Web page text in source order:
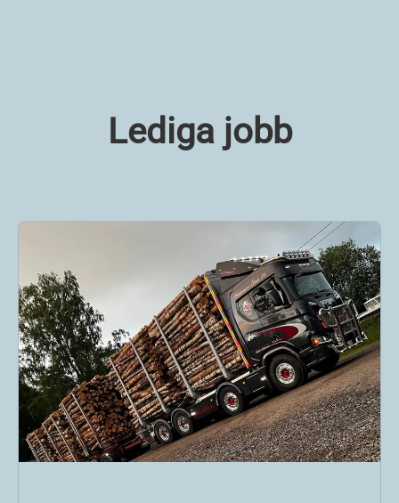
Lediga jobb